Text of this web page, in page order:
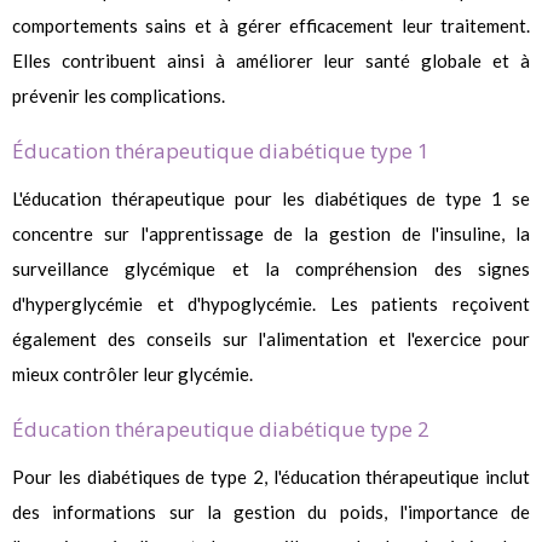
comportements sains et à gérer efficacement leur traitement.
Elles contribuent ainsi à améliorer leur santé globale et à
prévenir les complications.
Éducation thérapeutique diabétique type 1
L'éducation thérapeutique pour les diabétiques de type 1 se
concentre sur l'apprentissage de la gestion de l'insuline, la
surveillance glycémique et la compréhension des signes
d'hyperglycémie et d'hypoglycémie. Les patients reçoivent
également des conseils sur l'alimentation et l'exercice pour
mieux contrôler leur glycémie.
Éducation thérapeutique diabétique type 2
Pour les diabétiques de type 2, l'éducation thérapeutique inclut
des informations sur la gestion du poids, l'importance de